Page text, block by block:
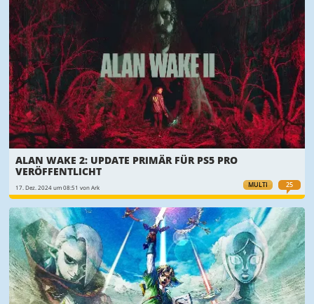
MULTI 25
ALAN WAKE 2: UPDATE PRIMÄR FÜR PS5 PRO
VERÖFFENTLICHT
17. Dez. 2024 um 08:51 von Ark